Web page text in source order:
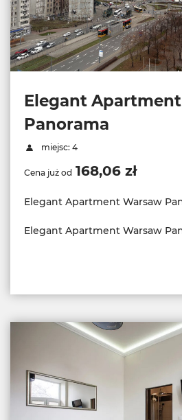
Elegant
Panorama
miejsc: 4
Cena już od 168,06 zł
Elegant Apartment Warsaw
Elegant Apartment Warsaw